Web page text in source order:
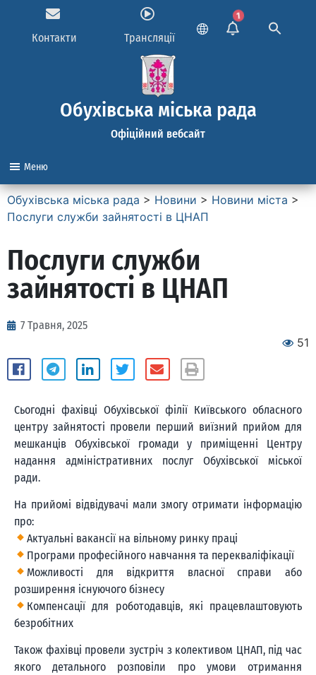
Контакти Трансляції
1
Обухівська міська рада
Офіційний вебсайт
Меню
Обухівська міська рада > Новини > Новини міста >
Послуги служби зайнятості в ЦНАП
Послуги служби
зайнятості в ЦНАП
7 Травня, 2025
51
Сьогодні фахівці Обухівської філії Київського обласного
центру зайнятості провели перший виїзний прийом для
мешканців Обухівської громади у приміщенні Центру
надання адміністративних послуг Обухівської міської
ради.
На прийомі відвідувачі мали змогу отримати інформацію
про:
Актуальні вакансії на вільному ринку праці
Програми професійного навчання та перекваліфікації
Можливості для відкриття власної справи або
розширення існуючого бізнесу
Компенсації для роботодавців, які працевлаштовують
безробітних
Також фахівці провели зустріч з колективом ЦНАП, під час
якого детального розповіли про умови отримання